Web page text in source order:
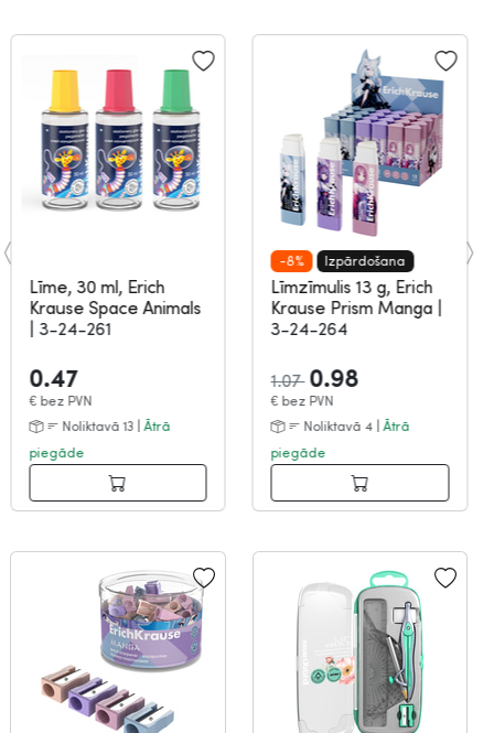
Līme, 30 ml, Erich
Krause Space Animals
3-24-261
0.47
€ bez PVN
Noliktavā 13 | Ātrā
piegāde
-8% Izpārdošana
Līmzīmulis 13 g, Erich
Krause Prism Manga
3-24-264
1.07 0.98
€ bez PVN
Noliktavā 4 |Ātrā
piegāde